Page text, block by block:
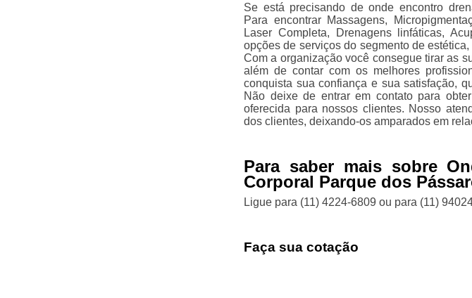
Se está precisando de onde encontro
Para encontrar Massagens,
Laser Completa, Drenagens linfáticas,
opções de serviços do segmento de
Com a organização você consegue tirar as
além de contar com os melhores
conquista sua confiança e sua satisfação,
Não deixe de entrar em contato para
oferecida para nossos clientes. Nosso
dos clientes, deixando-os amparados em
Para saber mais sobre
Corporal Parque dos
Ligue para (11) 4224-6809 ou para (11)
Faça sua cotação